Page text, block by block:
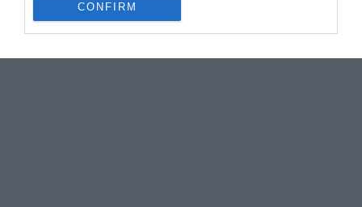
CONFIRM